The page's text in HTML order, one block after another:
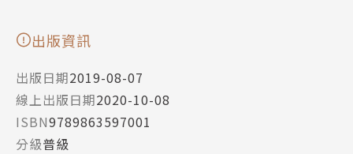
出版資訊
出版日期2019-08-07
線上出版日期2020-10-08
ISBN9789863597001
分級普級